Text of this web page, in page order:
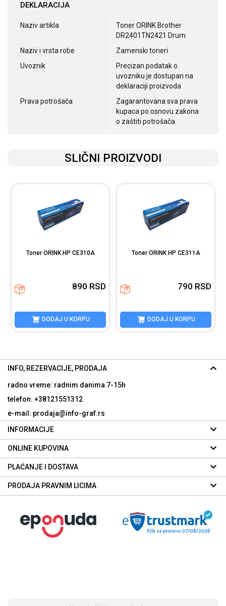
DEKLARACIJA
Naziv artikla
Toner ORINK Brother
DR2401TN2421 Drum
Naziv i vrsta robe
Zamenski toneri
Uvoznik
Precizan podatak o
uvozniku je dostupan na
deklaraciji proizvoda
Prava potrošača
Zagarantovana sva prava
kupaca po osnovu zakona
o zaštiti potrošača
SLIČNI PROIZVODI
Toner ORINK HP CE310A
890 RSD
DODAJ U KORPU
Toner ORINK HP CE311A
790 RSD
DODAJ U KORPU
INFO, REZERVACIJE, PRODAJA
radno vreme: radnim danima 7-15h
telefon: +38121551312
e-mail: prodaja@info-graf.rs
INFORMACIJE
ONLINE KUPOVINA
PLAĆANJE I DOSTAVA
PRODAJA PRAVNIM LICIMA